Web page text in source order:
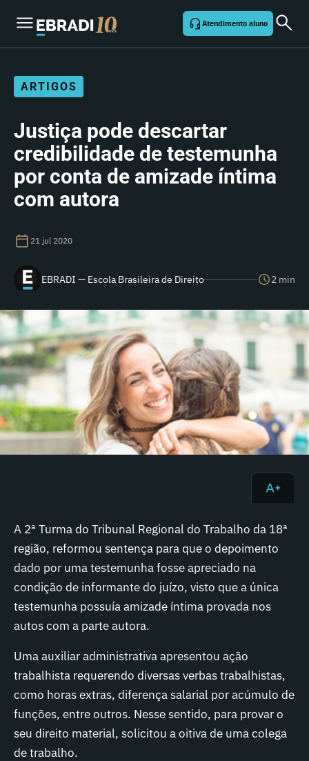
Atendimento aluno
ARTIGOS
Justiça pode descartar
credibilidade de testemunha
por conta de amizade íntima
com autora
21 jul 2020
EBRADI — Escola Brasileira de Direito 2 min
A 2ª Turma do Tribunal Regional do Trabalho da 18ª
região, reformou sentença para que o depoimento
dado por uma testemunha fosse apreciado na
condição de informante do juízo, visto que a única
testemunha possuía amizade íntima provada nos
autos com a parte autora.
Uma auxiliar administrativa apresentou ação
trabalhista requerendo diversas verbas trabalhistas,
como horas extras, diferença salarial por acúmulo de
funções, entre outros. Nesse sentido, para provar o
seu direito material, solicitou a oitiva de uma colega
de trabalho.